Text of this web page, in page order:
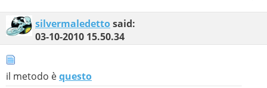
silvermaledettosaid:
03-10-2010 15.50.34
il metodo èquesto